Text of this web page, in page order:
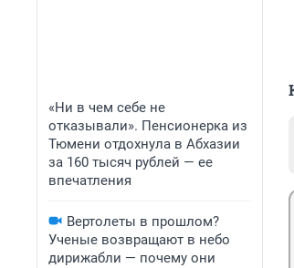
«Ни в чем себе не
отказывали». Пенсионерка из
Тюмени отдохнула в Абхазии
за 160 тысяч рублей — ее
впечатления
Вертолеты в прошлом?
Ученые возвращают в небо
дирижабли — почему они